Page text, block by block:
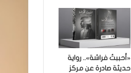
«أحببتُ فراشة».. رواية
حديثة صادرة عن مركز